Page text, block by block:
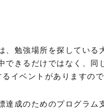
、勉強場所を探してい
できるだけではなく、
イベントがありますの
達成のためのプログラ